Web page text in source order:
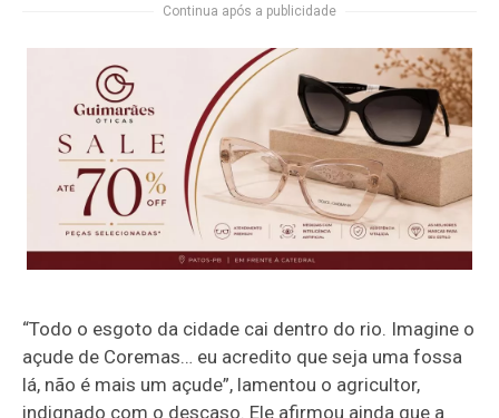
Continua após a publicidade
“Todo o esgoto da cidade cai dentro do rio. Imagine o
açude de Coremas… eu acredito que seja uma fossa
lá, não é mais um açude”, lamentou o agricultor,
indignado com o descaso. Ele afirmou ainda que a